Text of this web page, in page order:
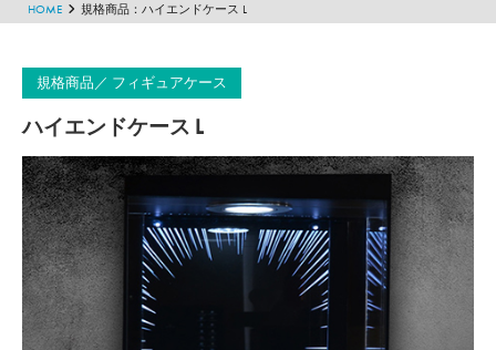
HOME 規格商品：ハイエンドケース L
規格商品 フィギュアケース
ハイエンドケース L